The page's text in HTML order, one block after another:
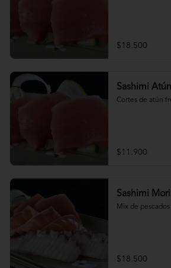
$18.500
Sashimi
Cortes de atún
$11.900
Sashimi
Mix de
$18.500